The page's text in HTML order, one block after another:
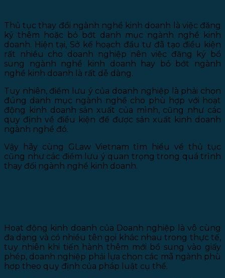
Thủ tục thay đổi ngành nghề kinh doanh là việc đăng
ký thêm hoặc bỏ bớt danh mục ngành nghề kinh
doanh. Hiện tại, Sở kế hoạch đầu tư đã tạo điều kiện
rất nhiều cho doanh nghiệp nên việc đăng ký bổ
sung ngành nghề kinh doanh hay bỏ bớt ngành
nghề kinh doanh là rất dễ dàng.
Tuy nhiên, điểm lưu ý của doanh nghiệp là phải chọn
đúng danh mục ngành nghề cho phù hợp với hoạt
động kinh doanh sản xuất của mình, cũng như các
quy định về điều kiện để được sản xuất kinh doanh
ngành nghề đó.
Vậy hãy cùng GLaw Vietnam tìm hiểu về thủ tục
cũng như các điểm lưu ý quan trọng trong quá trình
thay đổi ngành nghề kinh doanh.
Hoạt động kinh doanh của Doanh nghiệp là vô cùng
đa dạng và có nhiều tên gọi khác nhau trong thực tế,
tuy nhiên khi tiến hành thêm mới bổ sung vào giấy
phép, doanh nghiệp phải lựa chọn các mã ngành phù
hợp theo quy định của pháp luật cụ thể.